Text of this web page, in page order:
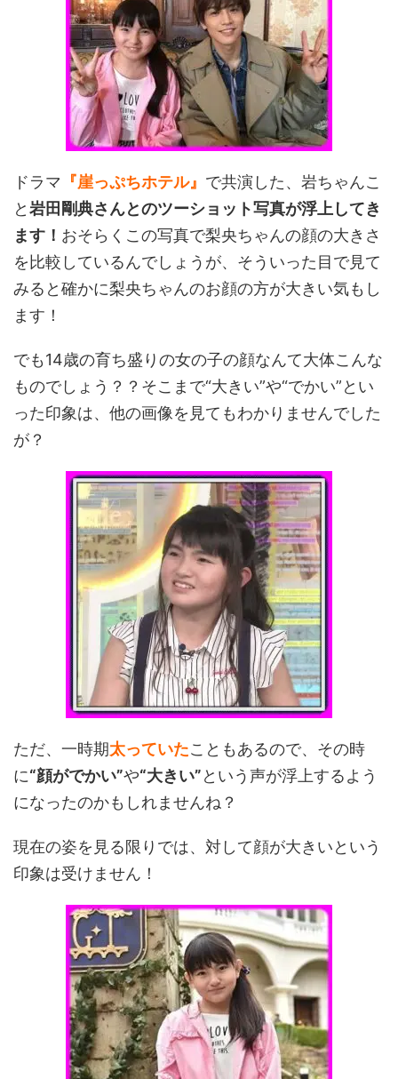
ドラマ 『崖っぷちホテル』 で共演した、岩ちゃんこ
と岩田剛典さんとのツーショット写真が浮上してき
ます！ おそらくこの写真で梨央ちゃんの顔の大きさ
を比較しているんでしょうが、そういった目で見て
みると確かに梨央ちゃんのお顔の方が大きい気もし
ます！
でも14歳の育ち盛りの女の子の顔なんて大体こんな
ものでしょう？？そこまで“大きい”や“でかい”とい
った印象は、他の画像を見てもわかりませんでした
が？
ただ、一時期太っていたこともあるので、その時
に“顔がでかい”や“大きい”という声が浮上するよう
になったのかもしれませんね？
現在の姿を見る限りでは、対して顔が大きいという
印象は受けません！